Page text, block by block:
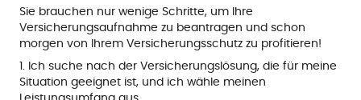
Sie brauchen nur wenige Schritte, um Ihre
Versicherungsaufnahme zu beantragen und schon
morgen von Ihrem Versicherungsschutz zu profitieren!
1. Ich suche nach der Versicherungslösung, die für meine
Situation geeignet ist, und ich wähle meinen